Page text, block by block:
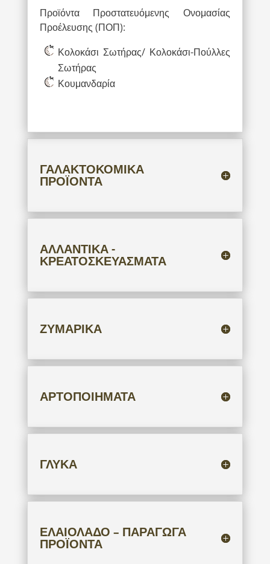
Προϊόντα Προστατευόμενης Ονομασίας
Προέλευσης (ΠΟΠ):
Κολοκάσι Σωτήρας/ Κολοκάσι-Πούλλες
Σωτήρας
Κουμανδαρία
ΓΑΛΑΚΤΟΚΟΜΙΚΑ
ΠΡΟΪΟΝΤΑ
ΑΛΛΑΝΤΙΚΑ -
ΚΡΕΑΤΟΣΚΕΥΑΣΜΑΤΑ
ΖΥΜΑΡΙΚΑ
ΑΡΤΟΠΟΙΗΜΑΤΑ
ΓΛΥΚΑ
ΕΛΑΙΟΛΑΔΟ – ΠΑΡΑΓΩΓΑ
ΠΡΟΪΟΝΤΑ